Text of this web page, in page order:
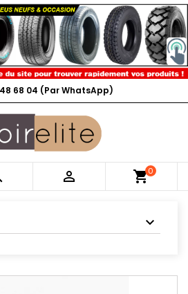
68 04 (Par WhatsApp)
 shopping_cart0